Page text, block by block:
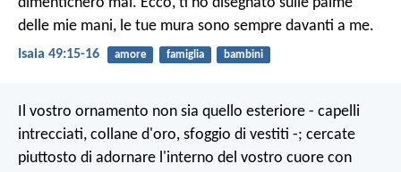
delle mie mani, le tue mura sono sempre davanti a me.
Isaia 49:15-16 amore famiglia bambini
Il vostro ornamento non sia quello esteriore - capelli
intrecciati, collane d'oro, sfoggio di vestiti -; cercate
piuttosto di adornare l'interno del vostro cuore con